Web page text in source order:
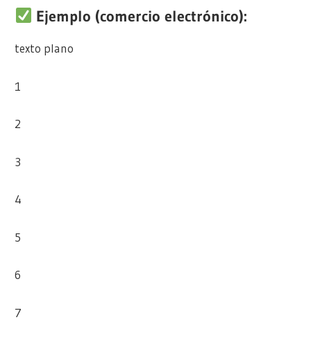
Ejemplo (comercio electrónico):
texto plano
1
2
3
4
5
6
7